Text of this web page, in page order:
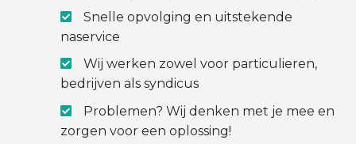
Snelle opvolging en uitstekende
naservice
Wij werken zowel voor particulieren,
bedrijven als syndicus
Problemen? Wij denken met je mee en
zorgen voor een oplossing!